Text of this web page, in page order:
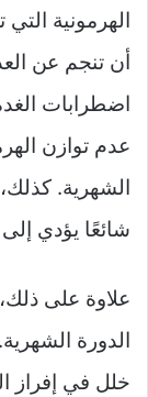
الهرمونية
أن تنجم عن
اضطرابات
عدم توازن
الشهرية.
شائعًا يؤدي
علاوة على
الدورة
خلل في إفراز